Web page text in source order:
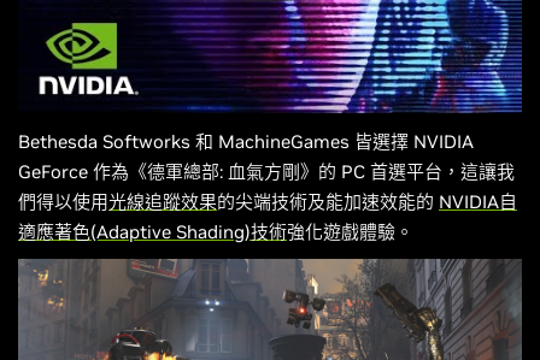
Bethesda Softworks 和 MachineGames 皆選擇 NVIDIA
GeForce 作為《德軍總部: 血氣方剛》的 PC 首選平台，這讓我
們得以使用光線追蹤效果的尖端技術及能加速效能的 NVIDIA自
適應著色(Adaptive Shading)技術強化遊戲體驗。